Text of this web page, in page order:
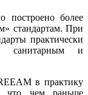
более
стандартам. При
практически
санитарным и
в практику
что чем раньше